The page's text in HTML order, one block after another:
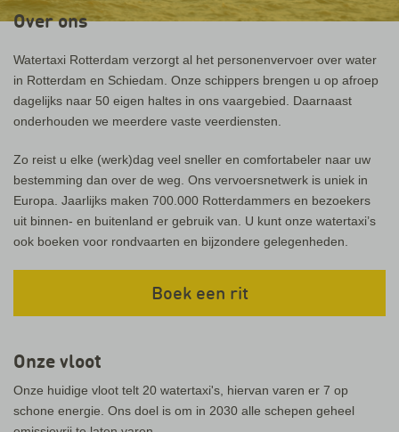
Over ons
Watertaxi Rotterdam verzorgt al het personenvervoer over water
in Rotterdam en Schiedam. Onze schippers brengen u op afroep
dagelijks naar 50 eigen haltes in ons vaargebied. Daarnaast
onderhouden we meerdere vaste veerdiensten.
Zo reist u elke (werk)dag veel sneller en comfortabeler naar uw
bestemming dan over de weg. Ons vervoersnetwerk is uniek in
Europa. Jaarlijks maken 700.000 Rotterdammers en bezoekers
uit binnen- en buitenland er gebruik van. U kunt onze watertaxi’s
ook boeken voor rondvaarten en bijzondere gelegenheden.
Boek een rit
Onze vloot
Onze huidige vloot telt 20 watertaxi's, hiervan varen er 7 op
schone energie. Ons doel is om in 2030 alle schepen geheel